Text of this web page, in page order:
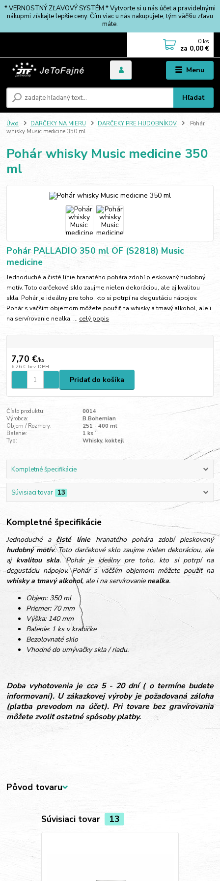
* VERNOSTNÝ ZĽAVOVÝ SYSTÉM * Vytvorte si u nás účet a pravidelnými
nákupmi získajte lepšie ceny. Čím viac u nás nakupujete, tým väčšiu zľavu
máte.
Menu
Hľadať
0 ks
za 0,00 €
Úvod DARČEKY NA MIERU DARČEKY PRE HUDOBNÍKOV
Pohár
whisky Music medicine 350 ml
Pohár whisky Music medicine 350
ml
Pohár PALLADIO 350 ml OF (S2818) Music
medicine
Jednoduché a čisté línie hranatého pohára zdobí pieskovaný hudobný
motív. Toto darčekové sklo zaujme nielen dekoráciou, ale aj kvalitou
skla. Pohár je ideálny pre toho, kto si potrpí na degustáciu nápojov.
Pohár s väčším objemom môžete použiť na whisky a tmavý alkohol, ale i
na servírovanie nealka. ... celý popis
7,70 €/ks
6,26 € bez DPH
Pridať do košíka
Číslo produktu:
0014
Výrobca:
B.Bohemian
Objem / Rozmery:
251 - 400 ml
Balenie:
1 ks
Typ:
Whisky, koktejl
Kompletné špecifikácie
Súvisiaci tovar 13
Kompletné špecifikácie
Jednoduché a čisté líniehranatého pohára zdobí pieskovaný
hudobný motív. Toto darčekové sklo zaujme nielen dekoráciou, ale
aj kvalitou skla. Pohár je ideálny pre toho, kto si potrpí na
degustáciu nápojov. Pohár s väčším objemom môžete použiť na
whisky a tmavý alkohol, ale i na servírovanie nealka.
Objem: 350 ml
Priemer: 70 mm
Výška: 140 mm
Balenie: 1 ks v krabičke
Bezolovnaté sklo
Vhodné do umývačky skla / riadu.
Doba vyhotovenia je cca 5 - 20 dní ( o termíne budete
informovaní). U zákazkovej výroby je požadovaná záloha
(platba prevodom na účet). Pri tovare bez gravírovania
môžete zvoliť ostatné spôsoby platby.
Pôvod tovaru
Súvisiaci tovar 13